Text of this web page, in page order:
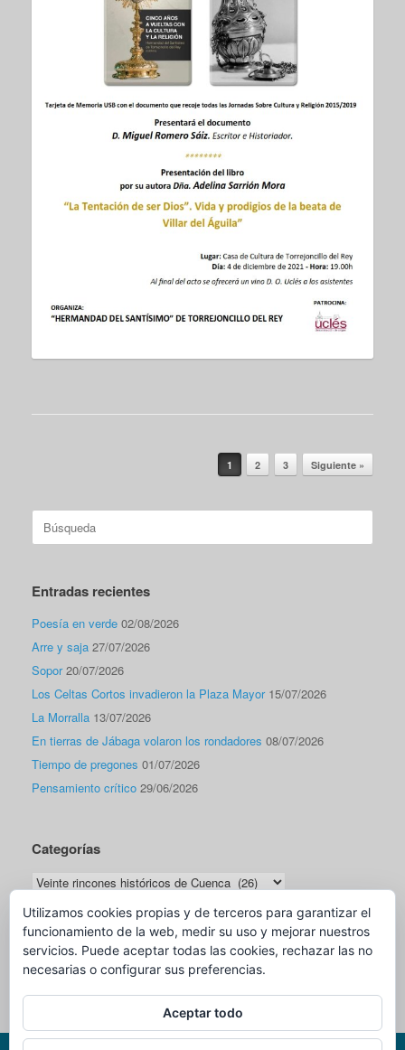
1 2 3 Siguiente »
Buscar:
Entradas recientes
Poesía en verde 02/08/2026
Arre y saja 27/07/2026
Sopor 20/07/2026
Los Celtas Cortos invadieron la Plaza Mayor 15/07/2026
La Morralla 13/07/2026
En tierras de Jábaga volaron los rondadores 08/07/2026
Tiempo de pregones 01/07/2026
Pensamiento crítico 29/06/2026
Categorías
Categorías
Traductor
Utilizamos cookies propias y de terceros para garantizar el
funcionamiento de la web, medir su uso y mejorar nuestros
servicios. Puede aceptar todas las cookies, rechazar las no
necesarias o configurar sus preferencias.
Aceptar todo